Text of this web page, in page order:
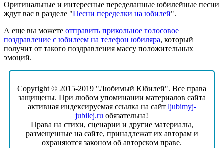
Оригинальные и интересные переделанные юбилейные песни
ждут вас в разделе "Песни переделки на юбилей".
А еще вы можете отправить прикольное голосовое
поздравление с юбилеем на телефон юбиляра, который
получит от такого поздравления массу положительных
эмоций.
Copyright © 2015-2019 "Любимый Юбилей". Все права
защищены. При любом упоминании материалов сайта
активная индексируемая ссылка на сайт ljubimyj-
jubilej.ru обязательна!
Права на стихи, сценарии и другие материалы,
размещенные на сайте, принадлежат их авторам и
охраняются законом об авторском праве.